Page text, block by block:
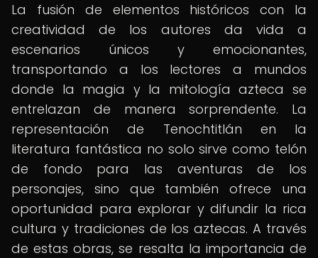
La fusión de elementos históricos con la
creatividad de los autores da vida a
escenarios únicos y emocionantes,
transportando a los lectores a mundos
donde la magia y la mitología azteca se
entrelazan de manera sorprendente. La
representación de Tenochtitlán en la
literatura fantástica no solo sirve como telón
de fondo para las aventuras de los
personajes, sino que también ofrece una
oportunidad para explorar y difundir la rica
cultura y tradiciones de los aztecas. A través
de estas obras, se resalta la importancia de